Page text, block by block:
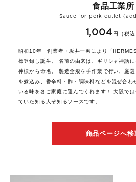
食品工業所
Sauce for pork cutlet
1,004 円（税込
昭和10年 創業者・坂井一男により「
標登録し誕生。 名前の由来は、ギリシャ神話
神様から命名。 製造全般を手作業で行い、厳
を煮込み、香辛料・酢・調味料などを混ぜ合わ
いる味を各ご家庭に運んでくれます！ 大阪で
ていた知る人ぞ知るソースです。
商品ページへ移